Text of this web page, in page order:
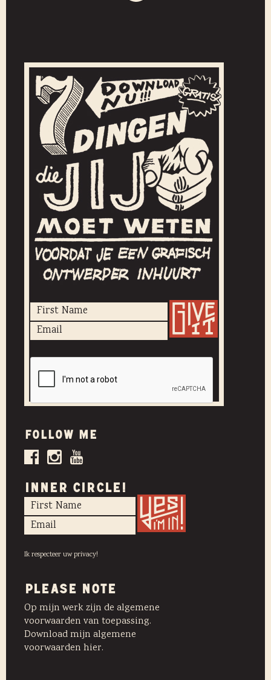
Follow me
INNER CIRCLE!
Ik respecteer uw privacy!
PLEASE NOTE
Op mijn werk zijn de algemene
voorwaarden van toepassing.
Download mijn algemene
voorwaarden hier.